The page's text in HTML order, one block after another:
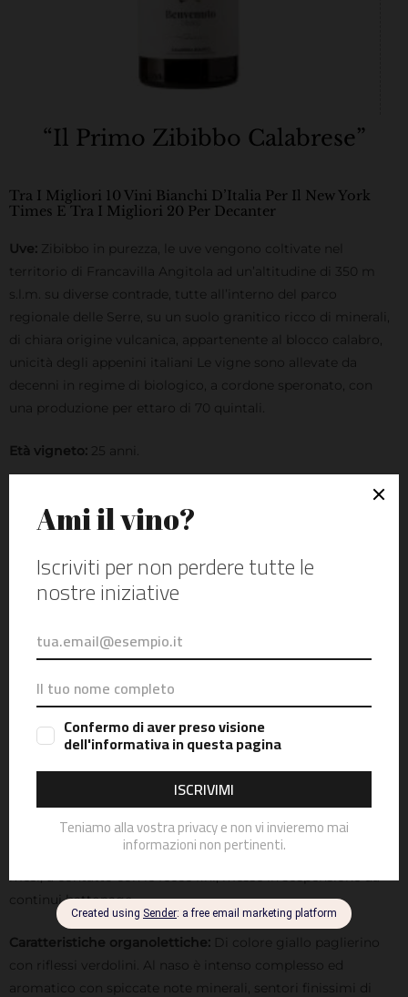
“Il Primo Zibibbo Calabrese”
Tra I Migliori 10 Vini Bianchi D’Italia Per Il New York
Times E Tra I Migliori 20 Per Decanter
Uve: Zibibbo in purezza, le uve vengono coltivate nel
territorio di Francavilla Angitola ad un’altitudine di 350 m
s.l.m. su diverse contrade, tutte all’interno del parco
regionale delle Serre, su un suolo granitico ricco di minerali,
di chiara origine vulcanica, appartenente al blocco calabro,
unicità degli appenini italiani Le vigne sono allevate da
decenni in regime di biologico, a cordone speronato, con
una produzione per ettaro di 70 quintali.
Età vigneto: 25 anni.
tra la seconda e la terza decade di settembre.
Le uve raggiunta la naturale maturazione vengono raccolte a
preventivamente sterilizzate.
Vinificazione: dopo una rigorosa selezione manuale dei
poi avere una prima macerazione a freddo di circa 24 ore.
mosto ottenuto resta a decantare in maniera del tutto
Si avvia così la fermentazione spontanea ad opera di lieviti
fine di mantenere intatti e presenti tutti gli aspetti aromatici
tipici di questa straordinaria cultivar.
A fine fermentazione si procede con una prima sfecciatura,
per poi lasciar affinare e maturare lentamente il vino per
mesi, a contatto con le fecce fini, messe in sospensione da
continui battonage.
Caratteristiche organolettiche: Di colore giallo paglierino
con riflessi verdolini. Al naso è intenso complesso ed
aromatico con spiccate note minerali, sentori finissimi di